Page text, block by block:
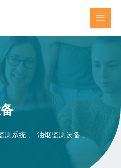
系统 、 油烟监测设备 、